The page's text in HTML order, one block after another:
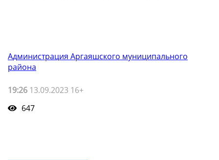
Администрация Аргаяшского муниципального
района
19:26 13.09.2023 16+
647